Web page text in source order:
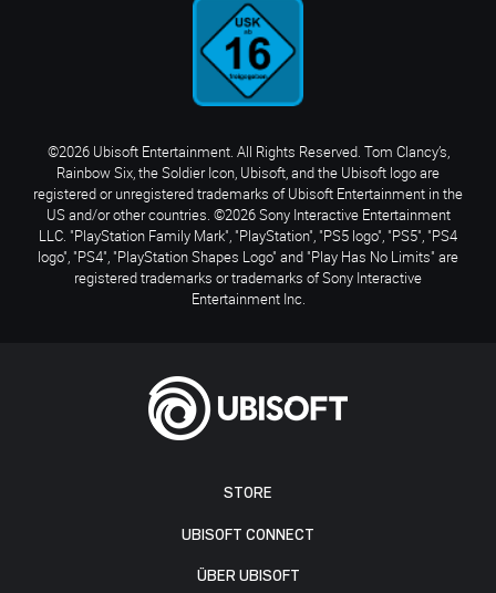
STORE
UBISOFT CONNECT
ÜBER UBISOFT
©2026 Ubisoft Entertainment. All Rights Reserved. Tom Clancy’s,
Rainbow Six, the Soldier Icon, Ubisoft, and the Ubisoft logo are
registered or unregistered trademarks of Ubisoft Entertainment in the
US and/or other countries. ©2026 Sony Interactive Entertainment
LLC. "PlayStation Family Mark", "PlayStation", "PS5 logo", "PS5", "PS4
logo", "PS4", "PlayStation Shapes Logo" and "Play Has No Limits" are
registered trademarks or trademarks of Sony Interactive
Entertainment Inc.